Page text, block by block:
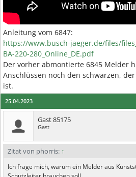
Anleitung vom 6847:
https://www.busch-jaeger.de/files/
BA-220-280_Online_DE.pdf
Der vorher abmontierte 6845 Melder
Anschlüssen noch den schwarzen,
ist.
25.04.2023
Gast 85175
Gast
Zitat von phorris: ↑
Ich frage mich, warum ein Melder aus